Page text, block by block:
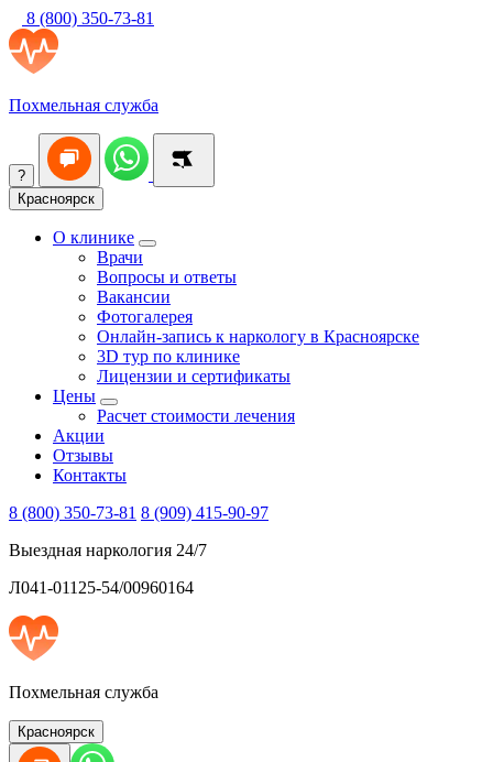
8 (800) 350-73-81
Похмельная служба
?
Красноярск
О клинике
Врачи
Вопросы и ответы
Вакансии
Фотогалерея
Онлайн-запись к наркологу в Красноярске
3D тур по клинике
Лицензии и сертификаты
Цены
Расчет стоимости лечения
Акции
Отзывы
Контакты
8 (800) 350-73-81 8 (909) 415-90-97
Выездная наркология 24/7
Л041-01125-54/00960164
Похмельная служба
Красноярск